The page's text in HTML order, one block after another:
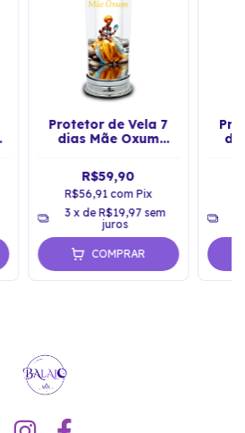
Protetor de Vela 7
dias Mãe Oxum
Castiçal
R$59,90
R$56,91com Pix
3 x deR$19,97 sem
juros
COMPRAR